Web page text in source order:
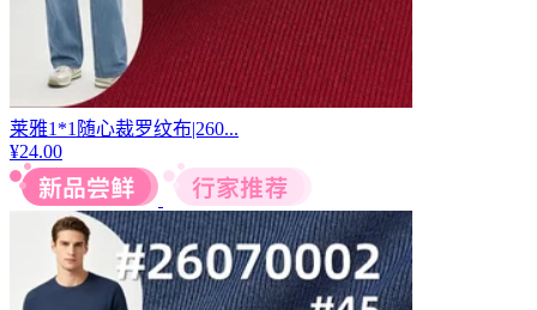
莱雅1*1随心裁罗纹布|260...
¥24.00